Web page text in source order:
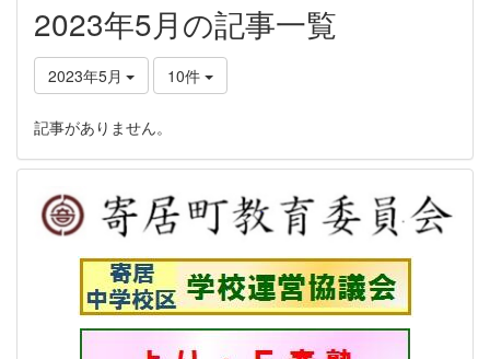
2023年5月の記事一覧
2023年5月 10件
記事がありません。